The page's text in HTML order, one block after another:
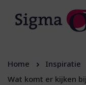
Home
Inspiratie
Wat komt er kijken